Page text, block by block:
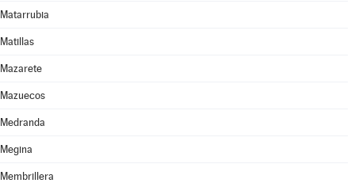
Matarrubia
Matillas
Mazarete
Mazuecos
Medranda
Megina
Membrillera